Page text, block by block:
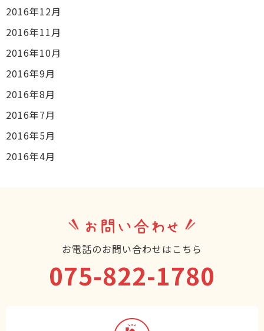
2016年12月
2016年11月
2016年10月
2016年9月
2016年8月
2016年7月
2016年5月
2016年4月
お問い合わせ
お電話のお問い合わせはこちら
075-822-1780